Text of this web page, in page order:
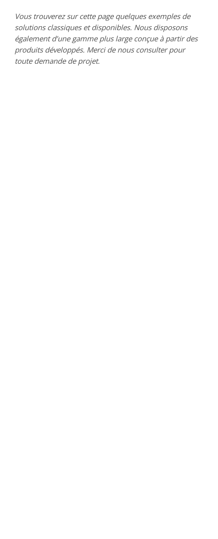
Vous trouverez sur cette page quelques exemples de
solutions classiques et disponibles. Nous disposons
également d’une gamme plus large conçue à partir des
produits développés. Merci de nous consulter pour
toute demande de projet.